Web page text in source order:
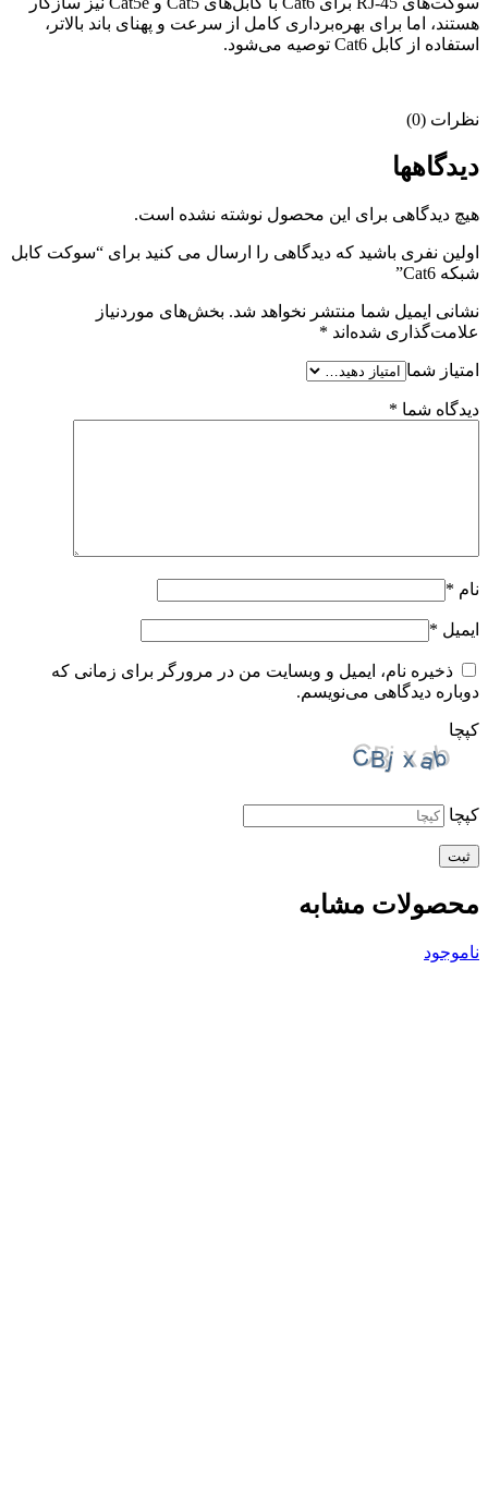
هستند، اما برای بهره‌برداری کامل از سرعت و پهنای باند بالاتر،
استفاده از کابل Cat6 توصیه می‌شود.
نظرات (0)
دیدگاهها
هیچ دیدگاهی برای این محصول نوشته نشده است.
اولین نفری باشید که دیدگاهی را ارسال می کنید برای “سوکت کابل
شبکه Cat6”
نشانی ایمیل شما منتشر نخواهد شد. بخش‌های موردنیاز
علامت‌گذاری شده‌اند *
امتیاز شما
دیدگاه شما *
نام *
ایمیل *
ذخیره نام، ایمیل و وبسایت من در مرورگر برای زمانی که
دوباره دیدگاهی می‌نویسم.
کپچا
کپچا
محصولات مشابه
ناموجود